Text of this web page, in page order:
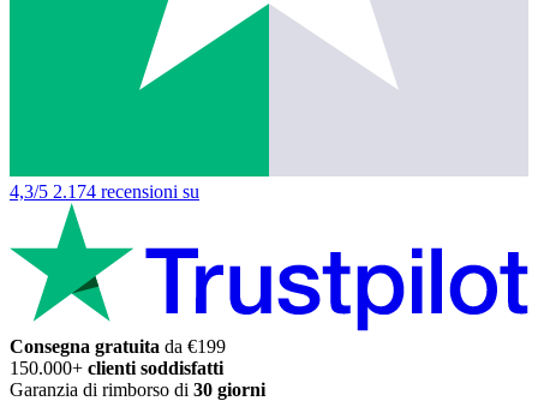
4,3/5 2.174 recensioni su
Consegna gratuita da €199
150.000+ clienti soddisfatti
Garanzia di rimborso di 30 giorni